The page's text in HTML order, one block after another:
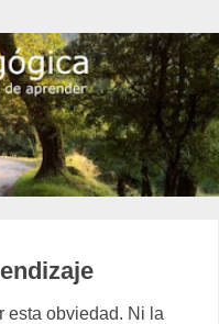
esta obviedad. Ni la